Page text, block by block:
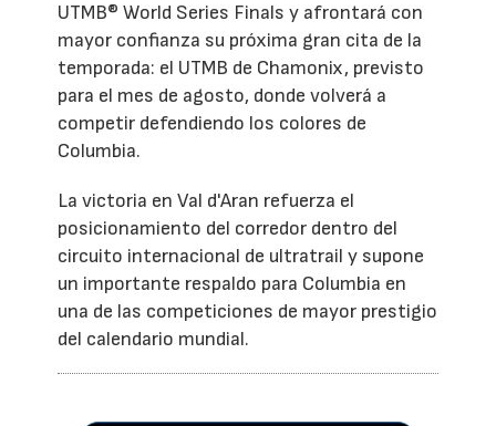
UTMB® World Series Finals y afrontará con
mayor confianza su próxima gran cita de la
temporada: el UTMB de Chamonix, previsto
para el mes de agosto, donde volverá a
competir defendiendo los colores de
Columbia.
La victoria en Val d'Aran refuerza el
posicionamiento del corredor dentro del
circuito internacional de ultratrail y supone
un importante respaldo para Columbia en
una de las competiciones de mayor prestigio
del calendario mundial.